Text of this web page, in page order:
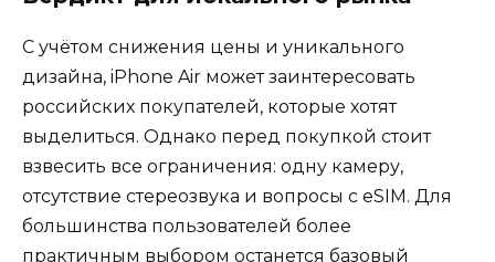
С учётом снижения цены и уникального
дизайна, iPhone Air может заинтересовать
российских покупателей, которые хотят
выделиться. Однако перед покупкой стоит
взвесить все ограничения: одну камеру,
отсутствие стереозвука и вопросы с eSIM. Для
большинства пользователей более
практичным выбором останется базовый